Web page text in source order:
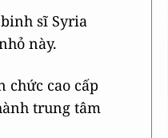
sĩ Syria
này.
chức cao cấp
trung tâm